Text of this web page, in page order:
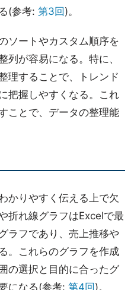
(参考: 第3回 )。
ソートやカスタム順序を
列が容易になる。特に、
理することで、トレンド
把握しやすくなる。これ
ことで、データの整理能
かりやすく伝える上で欠
折れ線グラフはExcelで最
ラフであり、売上推移や
。これらのグラフを作成
の選択と目的に合ったグ
になる(参考: 第4回 )。